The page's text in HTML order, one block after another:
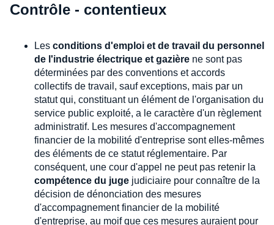
Contrôle - contentieux
Les conditions d'emploi et de travail du personnel
de l'industrie électrique et gazière ne sont pas
déterminées par des conventions et accords
collectifs de travail, sauf exceptions, mais par un
statut qui, constituant un élément de l'organisation du
service public exploité, a le caractère d'un règlement
administratif. Les mesures d'accompagnement
financier de la mobilité d'entreprise sont elles-mêmes
des éléments de ce statut réglementaire. Par
conséquent, une cour d'appel ne peut pas retenir la
compétence du juge judiciaire pour connaître de la
décision de dénonciation des mesures
d'accompagnement financier de la mobilité
d'entreprise, au moif que ces mesures auraient pour